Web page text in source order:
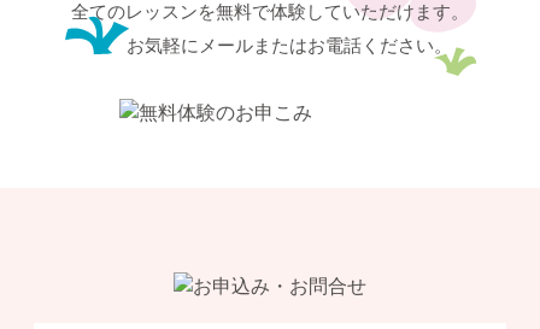
全てのレッスンを無料で体験していただけます。
お気軽にメールまたはお電話ください。